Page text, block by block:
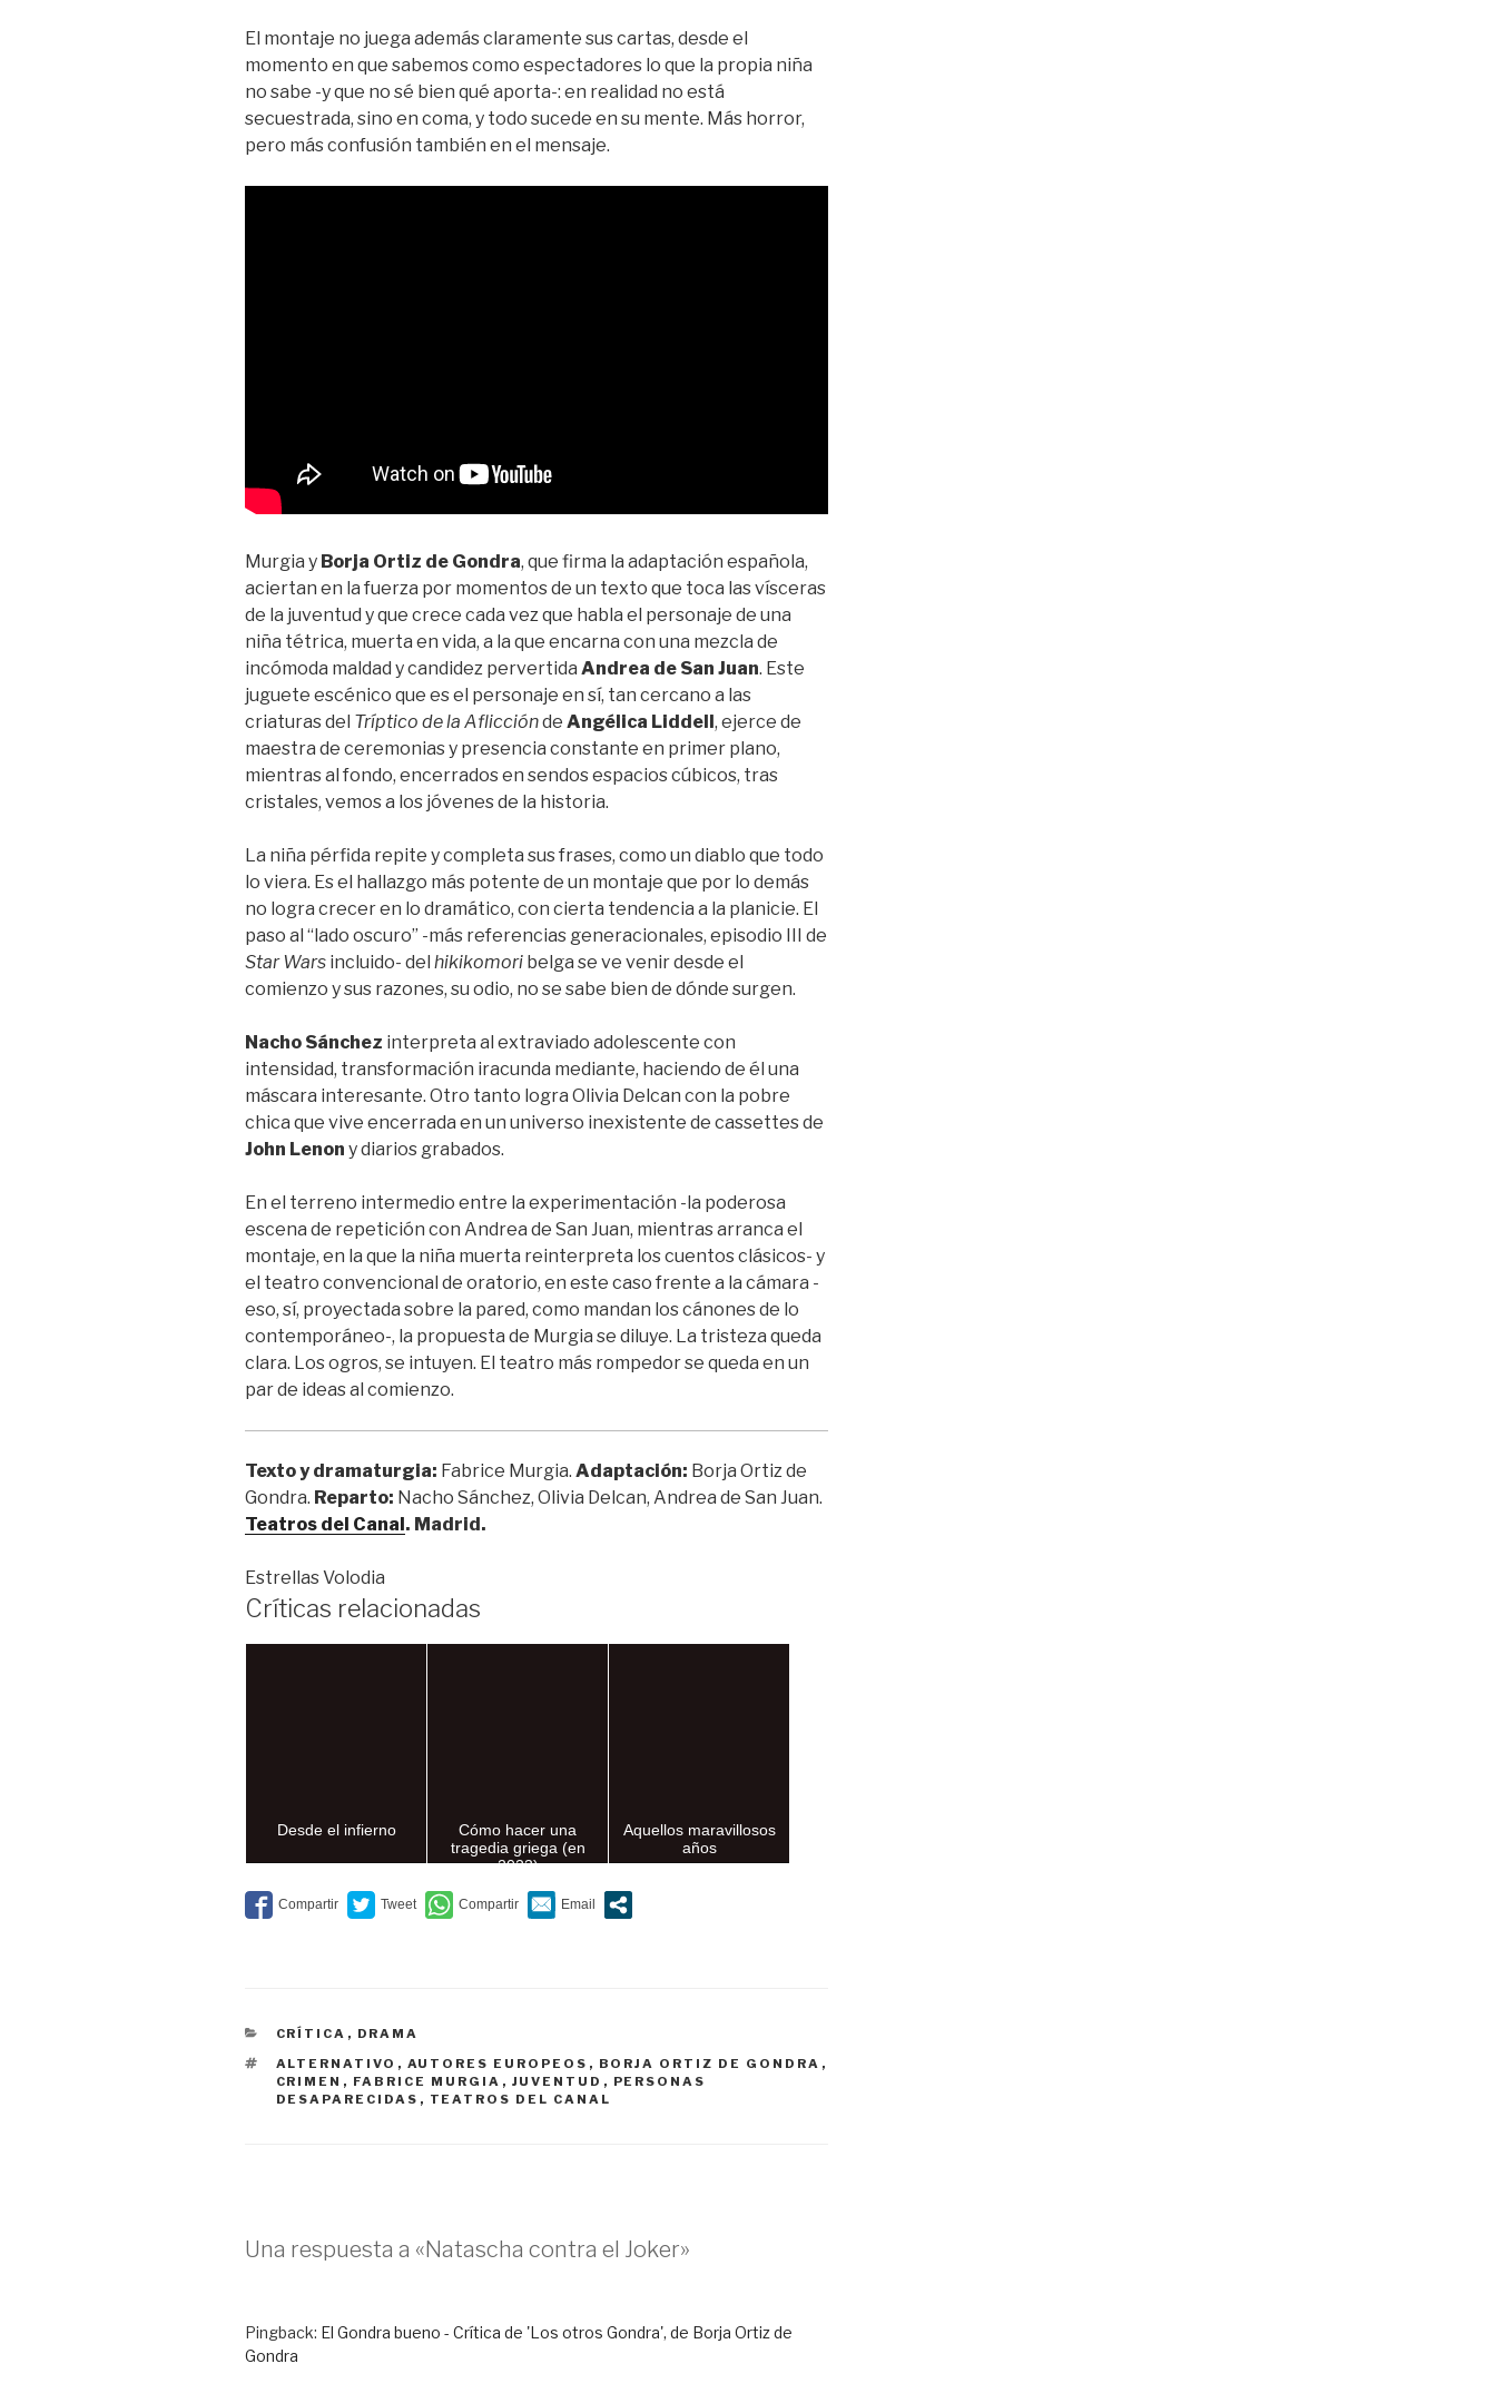
El montaje no juega además claramente sus cartas, desde el
momento en que sabemos como espectadores lo que la propia niña
no sabe -y que no sé bien qué aporta-: en realidad no está
secuestrada, sino en coma, y todo sucede en su mente. Más horror,
pero más confusión también en el mensaje.
Murgia y Borja Ortiz de Gondra, que firma la adaptación española,
aciertan en la fuerza por momentos de un texto que toca las vísceras
de la juventud y que crece cada vez que habla el personaje de una
niña tétrica, muerta en vida, a la que encarna con una mezcla de
incómoda maldad y candidez pervertida Andrea de San Juan. Este
juguete escénico que es el personaje en sí, tan cercano a las
criaturas del Tríptico de la Aflicciónde Angélica Liddell , ejerce de
maestra de ceremonias y presencia constante en primer plano,
mientras al fondo, encerrados en sendos espacios cúbicos, tras
cristales, vemos a los jóvenes de la historia.
La niña pérfida repite y completa sus frases, como un diablo que todo
lo viera. Es el hallazgo más potente de un montaje que por lo demás
no logra crecer en lo dramático, con cierta tendencia a la planicie. El
paso al “lado oscuro” -más referencias generacionales, episodio III de
Star Wars incluido- del hikikomori belga se ve venir desde el
comienzo y sus razones, su odio, no se sabe bien de dónde surgen.
Nacho Sánchez interpreta al extraviado adolescente con
intensidad, transformación iracunda mediante, haciendo de él una
máscara interesante. Otro tanto logra Olivia Delcan con la pobre
chica que vive encerrada en un universo inexistente de cassettes de
John Lenon y diarios grabados.
En el terreno intermedio entre la experimentación -la poderosa
escena de repetición con Andrea de San Juan, mientras arranca el
montaje, en la que la niña muerta reinterpreta los cuentos clásicos- y
el teatro convencional de oratorio, en este caso frente a la cámara -
eso, sí, proyectada sobre la pared, como mandan los cánones de lo
contemporáneo-, la propuesta de Murgia se diluye. La tristeza queda
clara. Los ogros, se intuyen. El teatro más rompedor se queda en un
par de ideas al comienzo.
Texto y dramaturgia: Fabrice Murgia. Adaptación: Borja Ortiz de
Gondra. Reparto: Nacho Sánchez, Olivia Delcan, Andrea de San Juan.
Teatros del Canal . Madrid.
Estrellas Volodia
Críticas relacionadas
Desde el infierno
Cómo hacer una
tragedia griega (en
2023)
Aquellos maravillosos
años
CATEGORÍAS
CRÍTICA , DRAMA
ETIQUETAS
ALTERNATIVO , AUTORES EUROPEOS , BORJA ORTIZ DE GONDRA ,
CRIMEN , FABRICE MURGIA , JUVENTUD , PERSONAS
DESAPARECIDAS , TEATROS DEL CANAL
Una respuesta a «Natascha contra el Joker»
Pingback: El Gondra bueno - Crítica de 'Los otros Gondra', de Borja Ortiz de
Gondra